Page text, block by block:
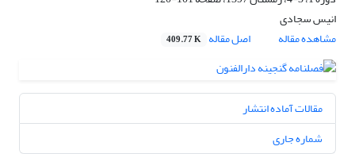
انیس سجادی
مشاهده مقاله
اصل مقاله 409.77 K
مقالات آماده انتشار
شماره جاری